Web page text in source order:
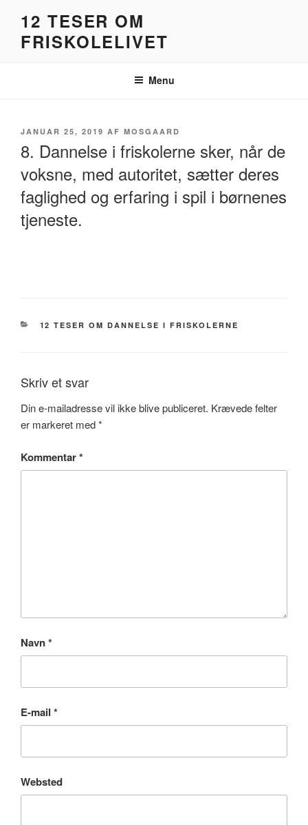
indhold
12 TESER OM
FRISKOLELIVET
Menu
UDGIVET
JANUAR 25, 2019 AF MOSGAARD
8. Dannelse i friskolerne sker, når de
voksne, med autoritet, sætter deres
faglighed og erfaring i spil i børnenes
tjeneste.
KATEGORIER
12 TESER OM DANNELSE I FRISKOLERNE
Skriv et svar
Din e-mailadresse vil ikke blive publiceret. Krævede felter
er markeret med*
Kommentar*
Navn*
E-mail *
Websted